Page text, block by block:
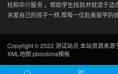
校和中介服务 。帮助学生找到并就读于适
关爱自己的孩子一样,帮每一位赴美留学的
Copyright © 2022 测试站点 本站资源来源
XML地图 pbootcms模板